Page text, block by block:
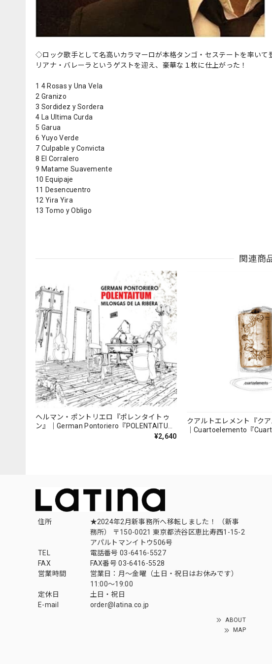
◇ロック歌手として名高いカラマーロが本格タンゴ・セステートを率い
リアナ・バレーラというゲストを迎え、豪華な１枚に仕上がった！
1 4 Rosas y Una Vela
2 Granizo
3 Sordidez y Sordera
4 La Ultima Curda
5 Garua
6 Yuyo Verde
7 Culpable y Convicta
8 El Corralero
9 Matame Suavemente
10 Equipaje
11 Desencuentro
12 Yira Yira
13 Tomo y Obligo
関連商
ヘルマン・ポントリエロ『ポレンタイトゥ
ン』｜German Pontoriero『POLENTAITUM
¥2,640
クアルトエレメント『クア
｜Cuartoelemento『
住所
★2024年2月新事務所へ移転しました！ （新事
務所） 〒150-0021 東京都渋谷区恵比寿西1-15-2
アパルトマンイトウ506号
TEL
電話番号 03-6416-5527
FAX
FAX番号 03-6416-5528
営業時間
営業日：月〜金曜（土日・祝日はお休みです）
11:00〜19:00
定休日
土日・祝日
E-mail
order@latina.co.jp
ABOUT
MAP